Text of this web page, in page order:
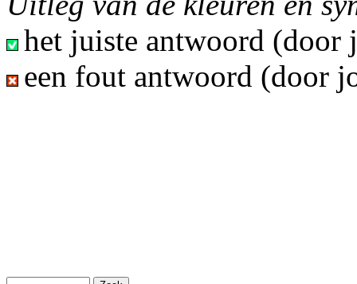
het juiste antwoord (door
een fout antwoord (door